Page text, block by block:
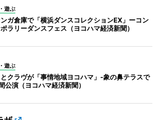
遊ぶ
ガ倉庫で「横浜ダンスコレクションEX」ーコン
ラリーダンスフェス（ヨコハマ経済新聞）
遊ぶ
とクラヴが「事情地域ヨコハマ」-象の鼻テラスで
公演（ヨコハマ経済新聞）